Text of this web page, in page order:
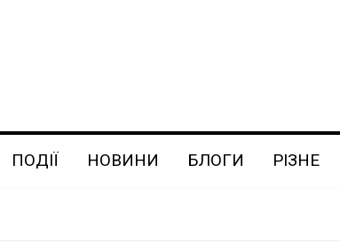
ПОДІЇ НОВИНИ БЛОГИ РІЗНЕ